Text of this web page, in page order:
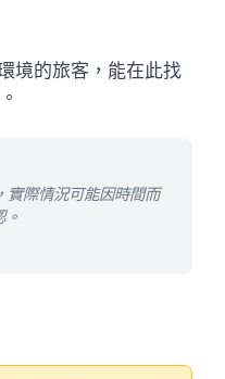
境的旅客，能在此找
實際情況可能因時間而